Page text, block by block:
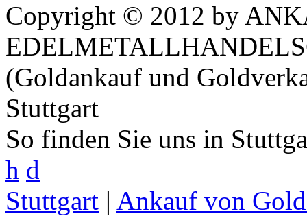
Copyright © 2012 by
(Goldankauf und
Stuttgart
So finden Sie uns in
h d
Stuttgart | Ankauf von